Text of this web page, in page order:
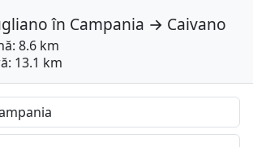
în Campania → Caivano
8.6 km
13.1 km